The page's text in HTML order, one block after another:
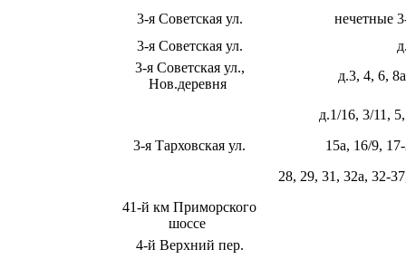
3-я Советская ул.
нечетные
3-я Советская ул.
3-я Советская ул.,
Нов.деревня
д.3, 4, 6,
3-я Тарховская ул.
д.1/16, 3/11,
15а, 16/9,
28, 29, 31, 32а, 32-
41-й км Приморского
шоссе
4-й Верхний пер.